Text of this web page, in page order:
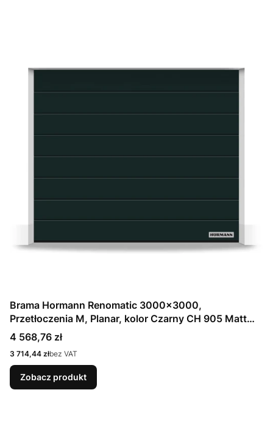
Brama Hormann Renomatic 3000x3000,
Przetłoczenia M, Planar, kolor Czarny CH 905 Matt
deluxe + Prowadzenie N
Cena
4 568,76 zł
Cena
3 714,44 złbez VAT
Zobacz produkt